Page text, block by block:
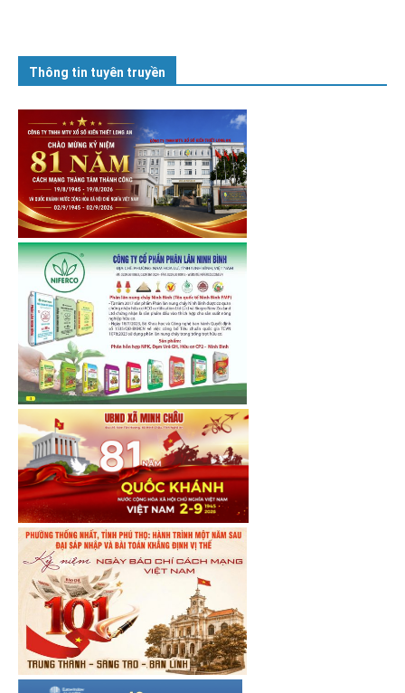
Thông tin tuyên truyền